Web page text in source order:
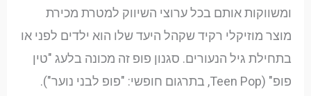
ומשווקות אותם בכל ערוצי השיווק למטרת מכירת
מוצר מוזיקלי רקיד שקהל היעד שלו הוא ילדים לפני או
בתחילת גיל הנעורים. סגנון פופ זה מכונה בלעג "טין
פופ" (Teen Pop, בתרגום חופשי: "פופ לבני נוער").